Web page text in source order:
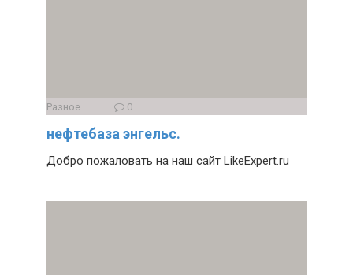
Разное 0
нефтебаза энгельс.
Добро пожаловать на наш сайт LikeExpert.ru